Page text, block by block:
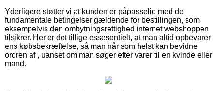
Yderligere støtter vi at kunden er påpasselig med de
fundamentale betingelser gældende for bestillingen, som
eksempelvis den ombytningsrettighed internet webshoppen
tilsikrer. Her er det tillige essesentielt, at man altid opbevarer
ens købsbekræftelse, så man når som helst kan bevidne
ordren af , uanset om man søger efter varer til en kvinde eller
mand.